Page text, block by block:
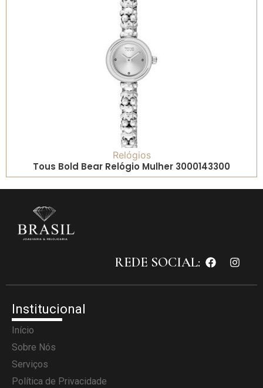
Relógios
Tous Bold Bear Relógio Mulher 3000143300
REDE SOCIAL:
Institucional
Início
Sobre Nós
Serviços
Política de Privacidade